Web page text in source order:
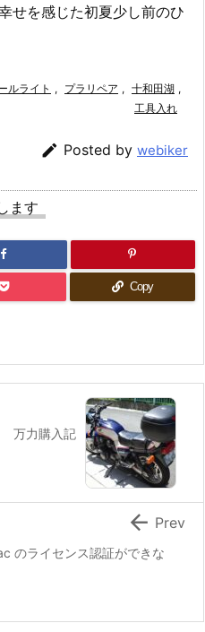
せを感じた初夏少し前のひ
ルライト , プラリペア , 十和田湖 ,
工具入れ
 Posted by webiker
ます
Copy
万力購入記
のライセンス認証ができな
 Prev